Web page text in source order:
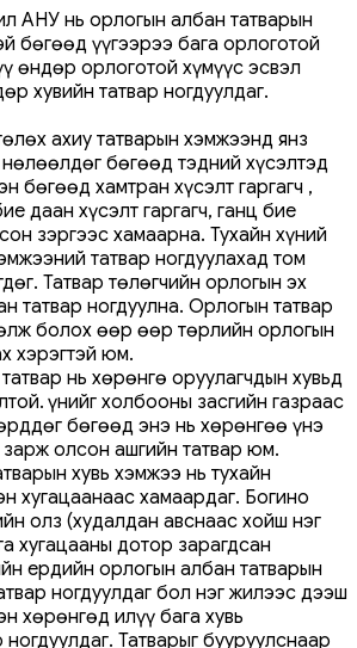
АНУ нь орлогын албан татварын
бөгөөд үүгээрээ бага орлоготой
өндөр орлоготой хүмүүс эсвэл
хувийн татвар ногдуулдаг.
ахиу татварын хэмжээнд янз
бөгөөд тэдний хүсэлтэд
бөгөөд хамтран хүсэлт гаргагч ,
даан хүсэлт гаргагч, ганц бие
зэргээс хамаарна. Тухайн хүний
татвар ногдуулахад том
Татвар төлөгчийн орлогын эх
татвар ногдуулна. Орлогын татвар
болох өөр өөр төрлийн орлогын
хэрэгтэй юм.
нь хөрөнгө оруулагчдын хувьд
Үүнийг холбооны засгийн газраас
бөгөөд энэ нь хөрөнгөө үнэ
олсон ашгийн татвар юм.
хувь хэмжээ нь тухайн
хугацаанаас хамаардаг. Богино
олз (худалдан авснаас хойш нэг
хугацааны дотор зарагдсан
ердийн орлогын албан татварын
ногдуулдаг бол нэг жилээс дээш
хөрөнгөд илүү бага хувь
Татварыг бууруулснаар